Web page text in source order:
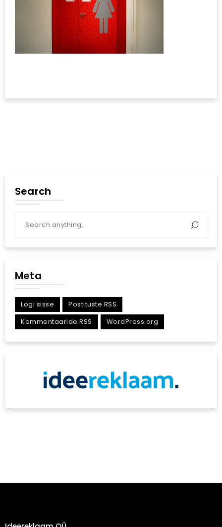
Search
Meta
Logi sisse
Postituste RSS
Kommentaaride RSS
WordPress.org